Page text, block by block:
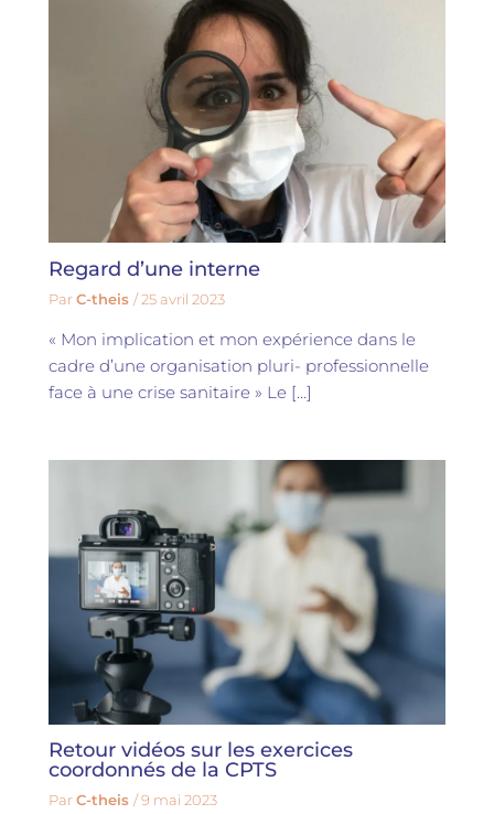
Regard d’une interne
ParC-theis/25 avril 2023
« Mon implication et mon expérience dans le
cadre d’une organisation pluri- professionnelle
face à une crise sanitaire » Le […]
Retour vidéos sur les exercices
coordonnés de la CPTS
ParC-theis/9 mai 2023